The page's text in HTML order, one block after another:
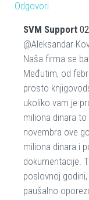
Odgovori
SVM Support
@Aleksandar
Naša firma se
Međutim, od
prosto
ukoliko vam je
miliona dinara
novembra ove
miliona dinara i
dokumentacije.
poslovnoj
paušalno